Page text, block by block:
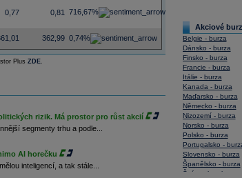
0,77 0,81 716,67%
362,99 0,74%
Plus ZDE.
rizik. Má prostor pro růst akcií
segmenty trhu a podle...
AI horečku
inteligencí, a tak stále...
Akciové
Belgie - burza
Dánsko - burza
Finsko - burza
Francie - burza
Itálie - burza
Kanada - burza
Maďarsko - burza
Německo - burza
Nizozemí - burza
Norsko - burza
Polsko - burza
Portugalsko -
Slovensko - burza
Španělsko - burza
Švýcarsko - burza